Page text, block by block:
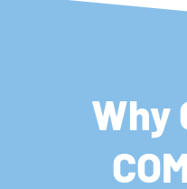
Why